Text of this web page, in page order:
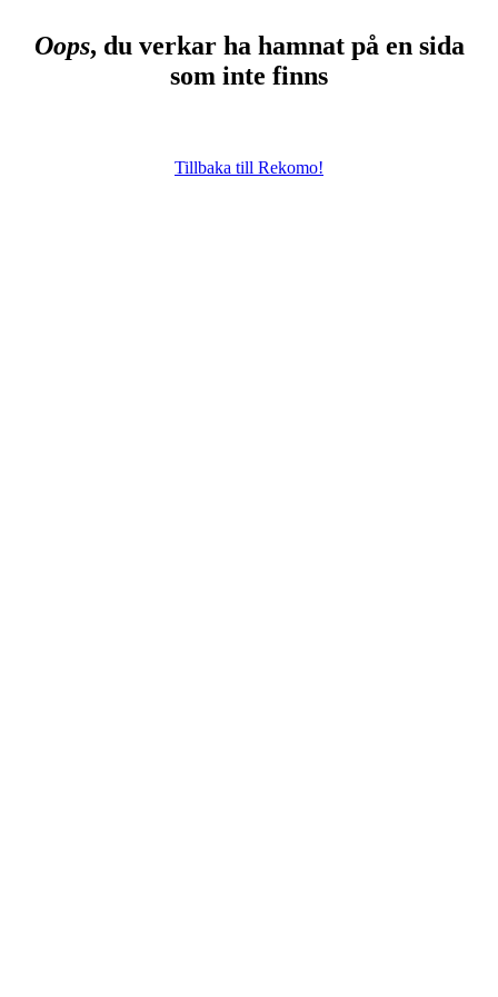
Oops, du verkar ha hamnat på en sida
som inte finns
Tillbaka till Rekomo!